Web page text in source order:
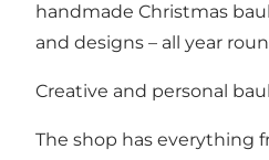
handmade Christmas
and designs – all year
Creative and personal
The shop has everything